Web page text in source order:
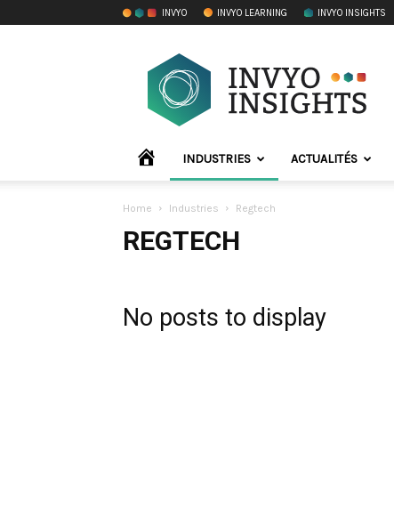
INVYO INVYO LEARNING INVYO INSIGHTS
INVYO
Insights
France
ACCUEIL INDUSTRIES ACTUALITÉS
Home Industries Regtech
REGTECH
No posts to display